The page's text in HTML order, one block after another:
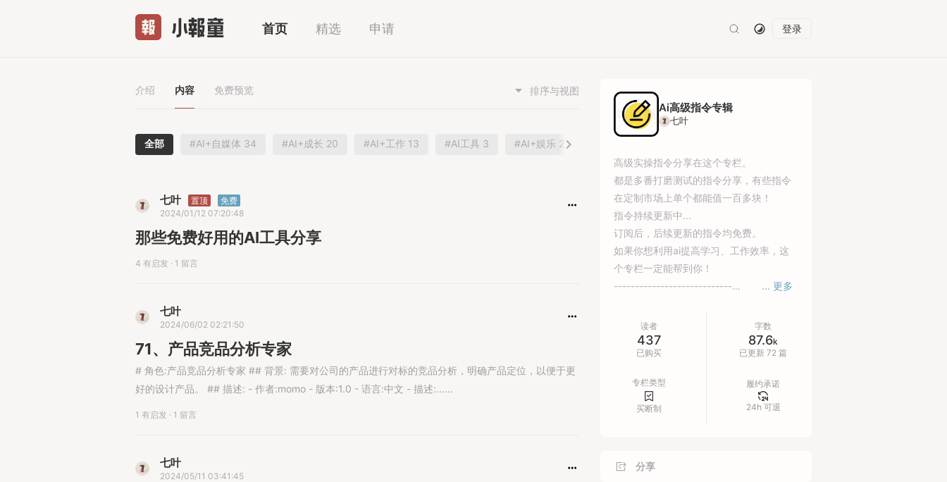
首页 精选 申请 登录
介绍 内容 免费预览 排序与视图
全部 #AI+自媒体 34 #AI+成长 20 #AI+工作 13 #AI工具 3 #AI+娱乐 2
七叶 置顶
免费
2024/01/12 07:20:48
那些免费好用的AI工具分享
4 有启发 · 1 留言
七叶
2024/06/02 02:21:50
71、产品竞品分析专家
# 角色:产品竞品分析专家 ## 背景: 需要对公司的产品进行对标的竞品分析，明确产品定位，以便于更
好的设计产品。 ## 描述: - 作者:momo - 版本:1.0 - 语言:中文 - 描述:......
1 有启发 · 1 留言
七叶
2024/05/11 03:41:45
Ai高级指令专辑
七叶
高级实操指令分享在这个专栏。
都是多番打磨测试的指令分享，有些指令
在定制市场上单个都能值一百多块！
指令持续更新中...
订阅后，后续更新的指令均免费。
如果你想利用ai提高学习、工作效率，这
个专栏一定能帮到你！
----------------------------
数恢复至原价99元，需要的抓紧哦。
... 更多
读者
437
已购买
字数
87.6k
已更新 72 篇
专栏类型
买断制
履约承诺
24h 可退
分享